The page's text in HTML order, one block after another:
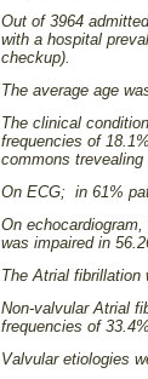
Out of 3964
with a hospital
checkup).
The average age
The clinical
frequencies of
commons
On ECG; in 61%
On
was impaired in
The Atrial fibrillation
Non-valvular Atrial
frequencies of
Valvular etiologies